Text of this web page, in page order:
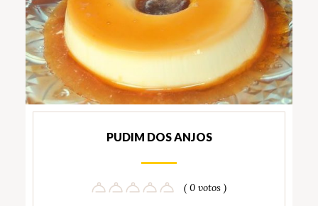
PUDIM DOS ANJOS
( 0 votos )